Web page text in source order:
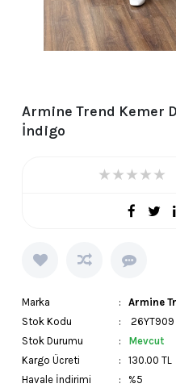
Armine Trend Kemer
İndigo
★★★★★
Marka :Armine
Stok Kodu
: 26YT909
Stok Durumu
: Mevcut
Kargo Ücreti
: 130.00 TL
Havale İndirimi
: %5